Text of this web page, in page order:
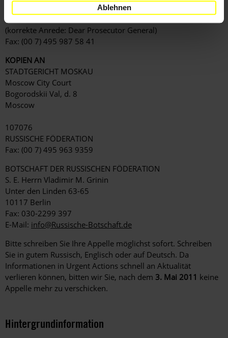
Ablehnen
(korrekte Anrede: Dear Prosecutor General)
Fax: (00 7) 495 987 58 41
KOPIEN AN
STADTGERICHT MOSKAU
Moscow City Court
Bogorodskii Val, d. 8
Moscow
107076
RUSSISCHE FÖDERATION
Fax: (00 7) 495 963 9359
BOTSCHAFT DER RUSSISCHEN FÖDERATION
S. E. Herrn Vladimir M. Grinin
Unter den Linden 63-65
10117 Berlin
Fax: 030-2299 397
E-Mail: info@Russische-Botschaft.de
Bitte schreiben Sie Ihre Appelle möglichst sofort. Schreiben
Sie in gutem Russisch, Englisch oder auf Deutsch. Da
Informationen in Urgent Actions schnell an Aktualität
verlieren können, bitten wir Sie, nach dem 3. Mai 2011 keine
Appelle mehr zu verschicken.
Hintergrundinformation